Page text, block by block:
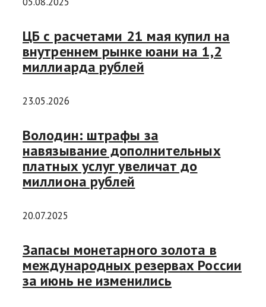
ЦБ с расчетами 21 мая купил на
внутреннем рынке юани на 1,2
миллиарда рублей
23.05.2026
Володин: штрафы за
навязывание дополнительных
платных услуг увеличат до
миллиона рублей
20.07.2025
Запасы монетарного золота в
международных резервах России
за июнь не изменились